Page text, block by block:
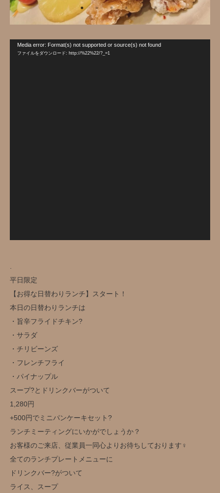
Media error: Format(s) not supported or source(s) not found
ファイルをダウンロード: http://%22%22/?_=1
平日限定️
【お得な日替わりランチ】スタート！
本日の日替わりランチは
・旨辛フライドチキン?️
・サラダ
・チリビーンズ
・フレンチフライ
・パイナップル
スープ?とドリンクバー️がついて
1,280円️
+500円でミニパンケーキセット?
ランチミーティングにいかがでしょうか？
お客様のご来店、従業員一同心よりお待ちしております‍♀️
全てのランチプレートメニューに
ドリンクバー?がついて
ライス、スープ